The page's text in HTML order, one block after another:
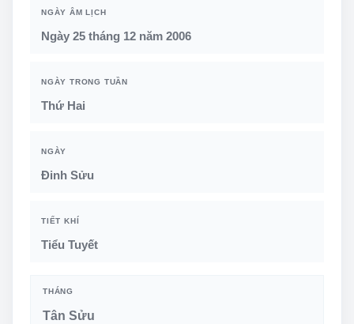
NGÀY ÂM LỊCH
Ngày 25 tháng 12 năm 2006
NGÀY TRONG TUẦN
Thứ Hai
NGÀY
Đinh Sửu
TIẾT KHÍ
Tiểu Tuyết
THÁNG
Tân Sửu